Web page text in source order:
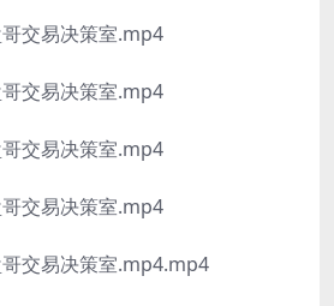
交易决策室.mp4
交易决策室.mp4
交易决策室.mp4
交易决策室.mp4
交易决策室.mp4.mp4